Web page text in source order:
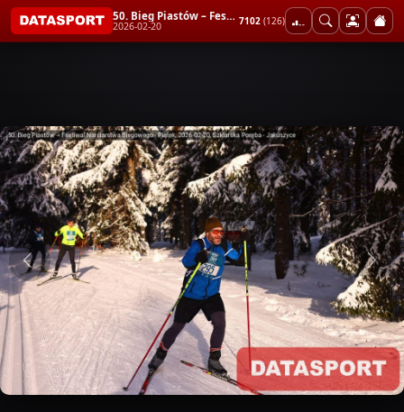
50. Bieg Piastów – Festiwal Narciarstwa Biegowego - Piątek
2026-02-20 7102 (126)